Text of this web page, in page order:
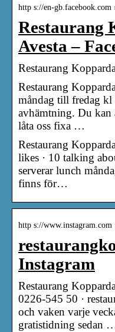
http s://en-gb.facebook.com
Restaurang
Avesta –
Restaurang
Restaurang
måndag till fredag
avhämtning. Du kan
låta oss fixa …
Restaurang
likes · 10 talking
serverar lunch
finns för…
http s://www.instagram.com
Instagram
Restaurang
0226-545 50 ·
och vaken varje
gratistidning sedan